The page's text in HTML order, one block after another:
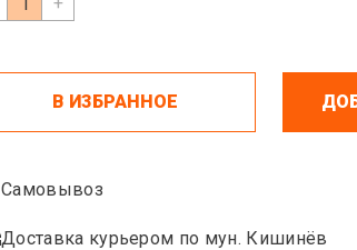
В ИЗБРАННОЕ
Самовывоз
Доставка курьером по мун. Кишинёв